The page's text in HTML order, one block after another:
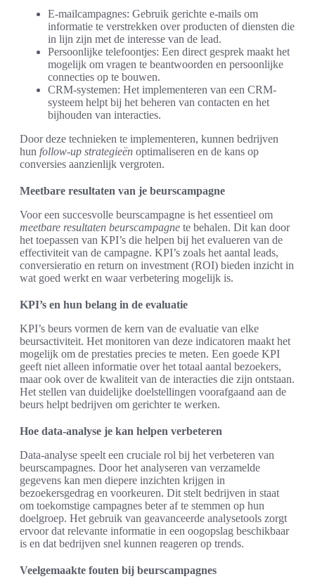
E-mailcampagnes: Gebruik gerichte e-mails om
informatie te verstrekken over producten of diensten die
in lijn zijn met de interesse van de lead.
Persoonlijke telefoontjes: Een direct gesprek maakt het
mogelijk om vragen te beantwoorden en persoonlijke
connecties op te bouwen.
CRM-systemen: Het implementeren van een CRM-
systeem helpt bij het beheren van contacten en het
bijhouden van interacties.
Door deze technieken te implementeren, kunnen bedrijven
hun follow-up strategieën optimaliseren en de kans op
conversies aanzienlijk vergroten.
Meetbare resultaten van je beurscampagne
Voor een succesvolle beurscampagne is het essentieel om
meetbare resultaten beurscampagne te behalen. Dit kan door
het toepassen van KPI’s die helpen bij het evalueren van de
effectiviteit van de campagne. KPI’s zoals het aantal leads,
conversieratio en return on investment (ROI) bieden inzicht in
wat goed werkt en waar verbetering mogelijk is.
KPI’s en hun belang in de evaluatie
KPI’s beurs vormen de kern van de evaluatie van elke
beursactiviteit. Het monitoren van deze indicatoren maakt het
mogelijk om de prestaties precies te meten. Een goede KPI
geeft niet alleen informatie over het totaal aantal bezoekers,
maar ook over de kwaliteit van de interacties die zijn ontstaan.
Het stellen van duidelijke doelstellingen voorafgaand aan de
beurs helpt bedrijven om gerichter te werken.
Hoe data-analyse je kan helpen verbeteren
Data-analyse speelt een cruciale rol bij het verbeteren van
beurscampagnes. Door het analyseren van verzamelde
gegevens kan men diepere inzichten krijgen in
bezoekersgedrag en voorkeuren. Dit stelt bedrijven in staat
om toekomstige campagnes beter af te stemmen op hun
doelgroep. Het gebruik van geavanceerde analysetools zorgt
ervoor dat relevante informatie in een oogopslag beschikbaar
is en dat bedrijven snel kunnen reageren op trends.
Veelgemaakte fouten bij beurscampagnes